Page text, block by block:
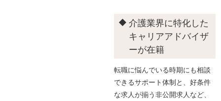
介護業界に特化した
キャリアアドバイザ
ーが在籍
転職に悩んでいる時期にも相談
できるサポート体制と、好条件
な求人が揃う非公開求人など、